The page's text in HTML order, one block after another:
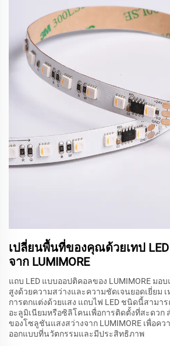
เปลี่ยนพื้นที่ของคุณด้วยเทป
จาก LUMIMORE
แถบ LED แบบออปติคอลของ LUMIMORE มอ
สูงด้วยความสว่างและความชัดเจนยอดเยี่ยม
การตกแต่งด้วยแสง แถบไฟ LED ชนิดนี้สามา
อะลูมิเนียมหรือซิลิโคนเพื่อการติดตั้งที่สะดวก
ของโซลูชันแสงสว่างจาก LUMIMORE เพื่อคว
ออกแบบที่นวัตกรรมและมีประสิทธิภาพ